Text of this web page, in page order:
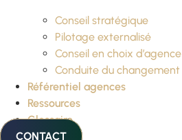
Conseil stratégique
Pilotage externalisé
Conseil en choix d’agence
Conduite du changement
Référentiel agences
Ressources
Glossaire
CONTACT